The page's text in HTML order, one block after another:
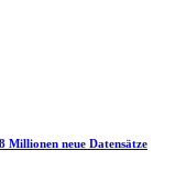
Millionen neue Datensätze